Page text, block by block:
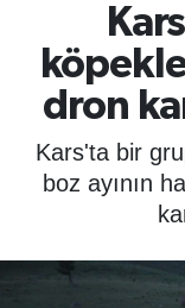
dron
Kars'ta bir
boz ayının
YURT
EĞİTİM
ÖZEL
SPOR
Son Dakika
Haber Arşivi